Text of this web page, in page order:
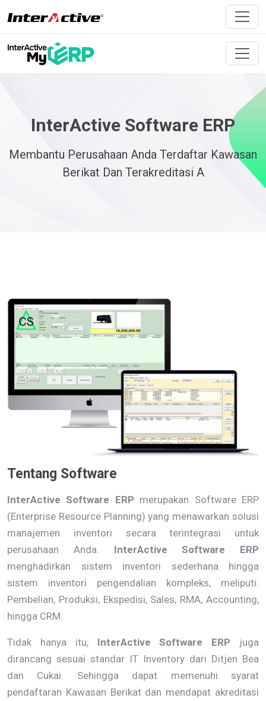
InterActive Software ERP
Membantu Perusahaan Anda Terdaftar Kawasan
Berikat Dan Terakreditasi A
Tentang Software
InterActive Software ERP merupakan Software ERP
(Enterprise Resource Planning) yang menawarkan solusi
manajemen inventori secara terintegrasi untuk
perusahaan Anda. InterActive Software ERP
menghadirkan sistem inventori sederhana hingga
sistem inventori pengendalian kompleks, meliputi:
Pembelian, Produksi, Ekspedisi, Sales, RMA, Accounting,
hingga CRM.
Tidak hanya itu, InterActive Software ERP juga
dirancang sesuai standar IT Inventory dari Ditjen Bea
dan Cukai. Sehingga dapat memenuhi syarat
pendaftaran Kawasan Berikat dan mendapat akreditasi